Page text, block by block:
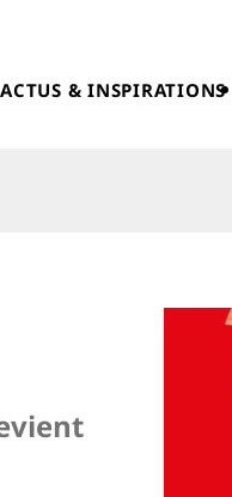
ACTUS & INSPIRATIONS